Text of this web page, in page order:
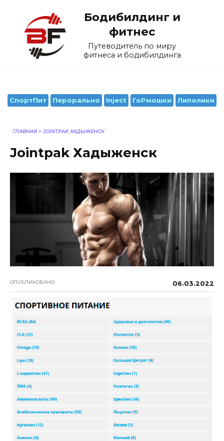
содержанию
Бодибилдинг и
фитнес
Путеводитель по миру
фитнеса и бодибилдинга
СпортПит Перорально Inject ГоРмошки Липолики
ГЛАВНАЯ >JOINTPAK ХАДЫЖЕНСК
Jointpak Хадыженск
ОПУБЛИКОВАНО 06.03.2022